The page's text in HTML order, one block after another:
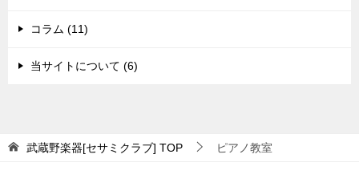
コラム (11)
当サイトについて (6)
武蔵野楽器[セサミクラブ] TOP ピアノ教室